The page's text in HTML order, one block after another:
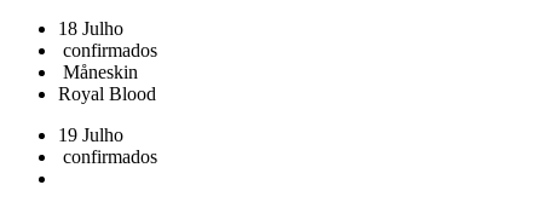
18 Julho
confirmados
Måneskin
Royal Blood
19 Julho
confirmados